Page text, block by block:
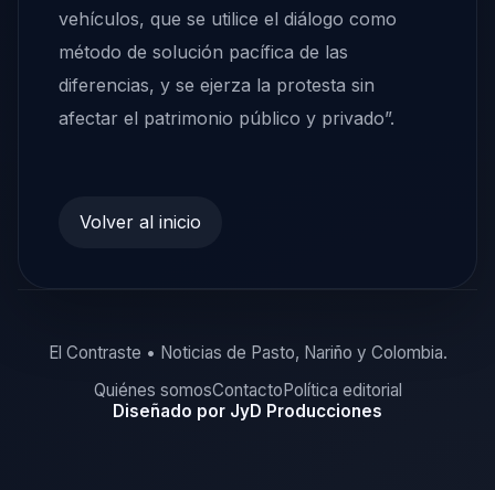
vehículos, que se utilice el diálogo como
método de solución pacífica de las
diferencias, y se ejerza la protesta sin
afectar el patrimonio público y privado”.
Volver al inicio
El Contraste • Noticias de Pasto, Nariño y Colombia.
Quiénes somosContacto Política editorial
Diseñado por JyD Producciones